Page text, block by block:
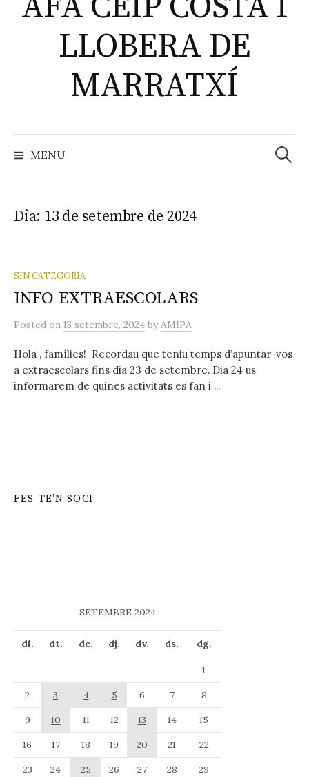
LLOBERA DE
MARRATXÍ
MENU C
:
Dia: 13 de setembre de 2024
SIN CATEGORÍA
INFO EXTRAESCOLARS
Posted on 13 setembre, 2024 byAMIPA
Hola , famílies! Recordau que teniu temps d’apuntar-vos
a extraescolars fins dia 23 de setembre. Dia 24 us
informarem de quines activitats es fan i ...
FES-TE’N SOCI
SETEMBRE 2024
dl. dt. dc. dj. dv. ds. dg.
1
2
3 4 5 6 7
8
9
10 11 12 13 14
15
16
17 18 19 20 21
22
23
24 25 26 27 28
29